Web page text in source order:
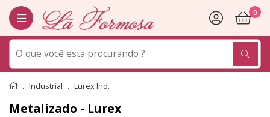
0
Industrial Lurex Ind.
Metalizado - Lurex